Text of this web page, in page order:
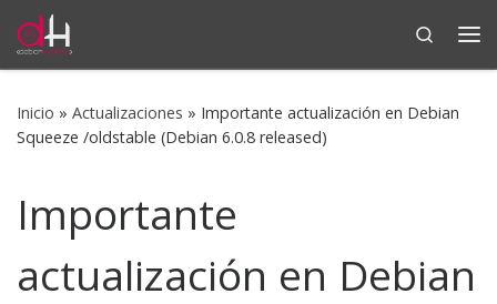
Saltar al contenido
Search
Inicio » Actualizaciones » Importante actualización en Debian
Squeeze /oldstable (Debian 6.0.8 released)
Importante
actualización en Debian